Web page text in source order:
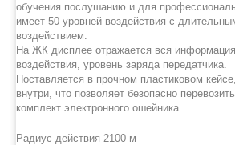
обучения послушанию и для
имеет 50 уровней воздействия с
воздействием.
На ЖК дисплее отражается вся
воздействия, уровень заряда передатчика.
Поставляется в прочном пластиковом
внутри, что позволяет безопасно
комплект электронного ошейника.
Радиус действия 2100 м